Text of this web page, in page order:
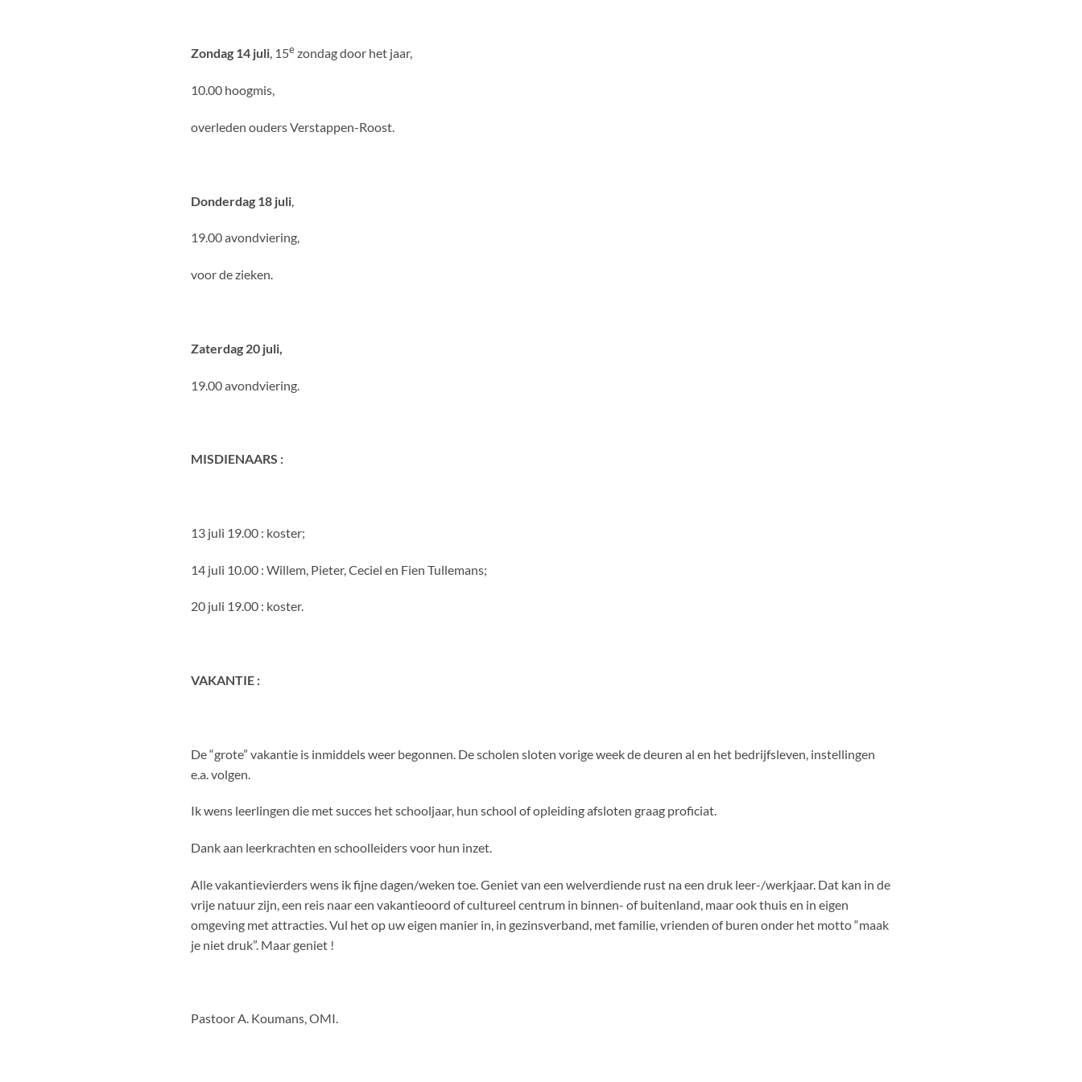
Zondag 14 juli, 15ezondag door het jaar,
10.00 hoogmis,
overleden ouders Verstappen-Roost.
Donderdag 18 juli
19.00 avondviering,
voor de zieken.
Zaterdag 20 juli,
19.00 avondviering.
MISDIENAARS :
13 juli 19.00 : koster;
14 juli 10.00 : Willem, Pieter, Ceciel en Fien Tullemans;
20 juli 19.00 : koster.
VAKANTIE :
De “grote” vakantie is inmiddels weer begonnen. De scholen sloten vorige week de deuren al en het bedrijfsleven, instellingen
e.a. volgen.
Ik wens leerlingen die met succes het schooljaar, hun school of opleiding afsloten graag proficiat.
Dank aan leerkrachten en schoolleiders voor hun inzet.
Alle vakantievierders wens ik fijne dagen/weken toe. Geniet van een welverdiende rust na een druk leer-/werkjaar. Dat kan in de
vrije natuur zijn, een reis naar een vakantieoord of cultureel centrum in binnen- of buitenland, maar ook thuis en in eigen
omgeving met attracties. Vul het op uw eigen manier in, in gezinsverband, met familie, vrienden of buren onder het motto “maak
je niet druk”. Maar geniet !
Pastoor A. Koumans, OMI.